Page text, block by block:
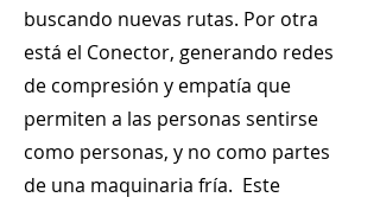
buscando nuevas rutas. Por otra
está el Conector, generando redes
de compresión y empatía que
permiten a las personas sentirse
como personas, y no como partes
de una maquinaria fría. Este